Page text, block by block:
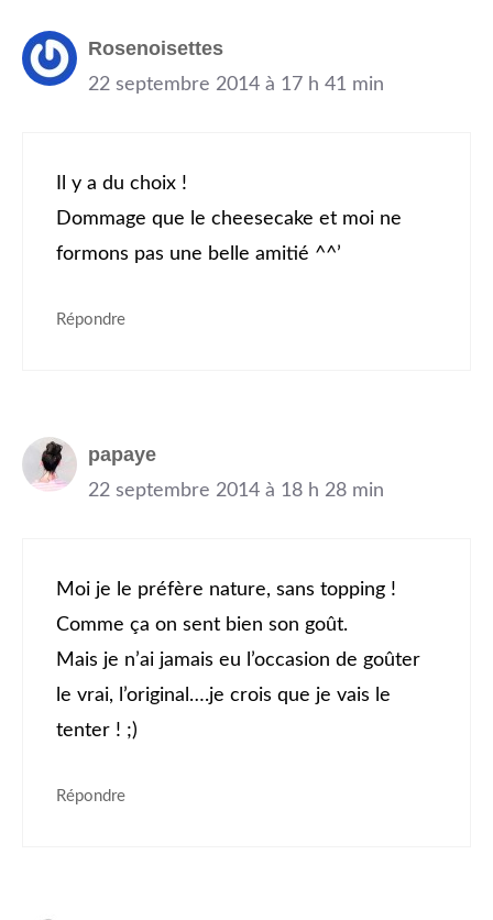
Rosenoisettes
22 septembre 2014 à 17 h 41 min
Il y a du choix !
Dommage que le cheesecake et moi ne
formons pas une belle amitié ^^’
Répondre
papaye
22 septembre 2014 à 18 h 28 min
Moi je le préfère nature, sans topping !
Comme ça on sent bien son goût.
Mais je n’ai jamais eu l’occasion de goûter
le vrai, l’original….je crois que je vais le
tenter ! ;)
Répondre